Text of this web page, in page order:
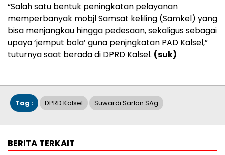
“Salah satu bentuk peningkatan pelayanan
memperbanyak mobjl Samsat keliling (Samkel) yang
bisa menjangkau hingga pedesaan, sekaligus sebagai
upaya ‘jemput bola’ guna penjngkatan PAD Kalsel,”
tuturnya saat berada di DPRD Kalsel. (suk)
Tag : DPRD Kalsel Suwardi Sarlan SAg
BERITA TERKAIT